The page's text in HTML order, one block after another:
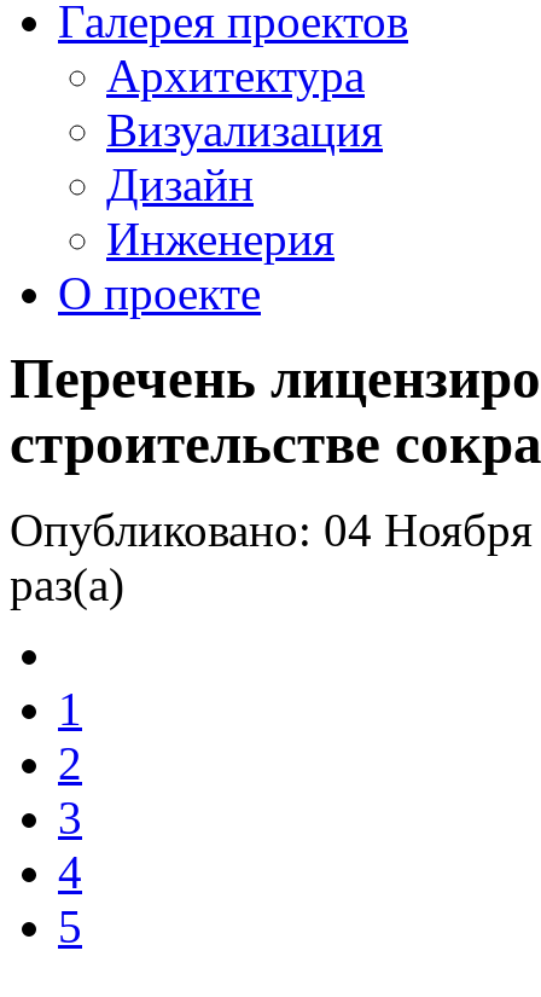
Галерея проектов
Архитектура
Визуализация
Дизайн
Инженерия
О проекте
Перечень
строительстве
Опубликовано: 04
раз(а)
1
2
3
4
5